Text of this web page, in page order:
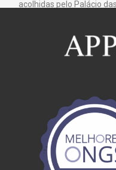
acolhidas pelo Palácio
da Cultura Criativa,
Texto: Fundação Clóvis